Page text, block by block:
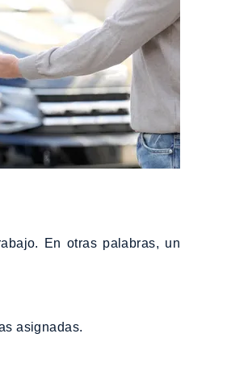
En otras palabras, un
asignadas.